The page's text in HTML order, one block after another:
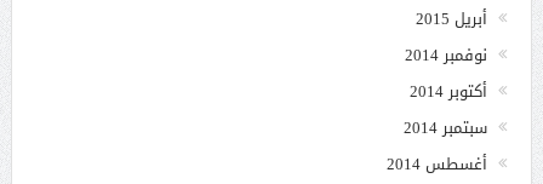
أبريل 2015
نوفمبر 2014
أكتوبر 2014
سبتمبر 2014
أغسطس 2014